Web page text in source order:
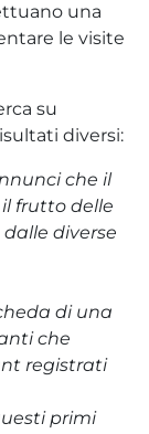
una
le visite
su
diversi:
che il
frutto delle
diverse
di una
che
registrati
primi